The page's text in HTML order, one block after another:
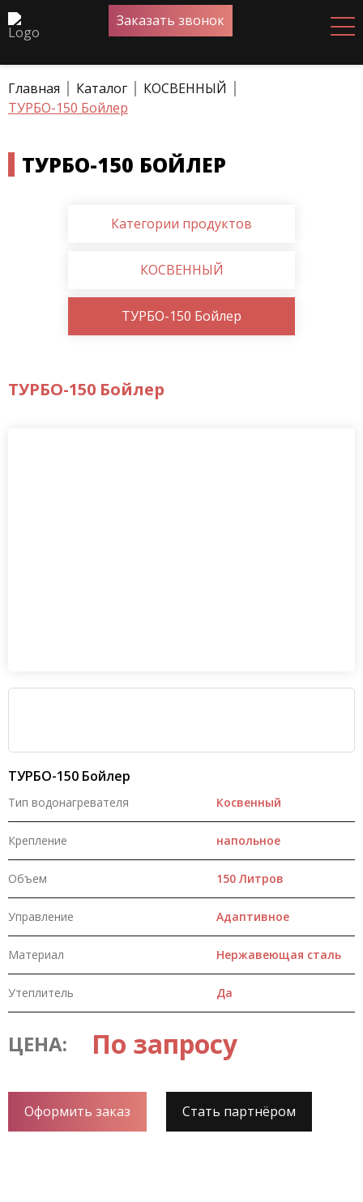
Заказать звонок
Главная Каталог
КОСВЕННЫЙ
ТУРБО-150 Бойлер
ТУРБО-150 БОЙЛЕР
Категории продуктов
КОСВЕННЫЙ
ТУРБО-150 Бойлер
ТУРБО-150 Бойлер
ТУРБО-150 Бойлер
Тип водонагревателя Косвенный
Крепление напольное
Объем 150 Литров
Управление Адаптивное
Материал Нержавеющая сталь
Утеплитель Да
ЦЕНА: По запросу
Оформить заказ Стать партнёром